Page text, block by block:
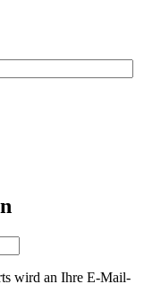
wird an Ihre E-Mail-